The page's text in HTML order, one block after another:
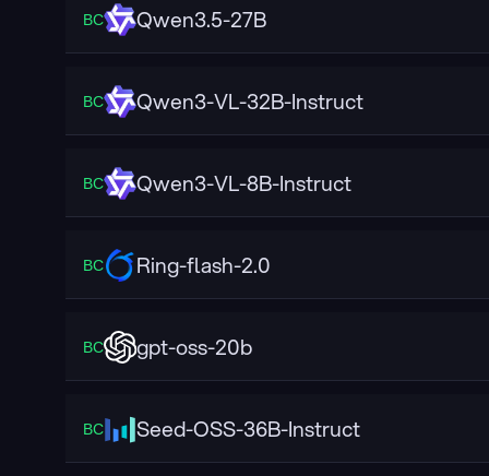
ВС Qwen3.5-27B
ВС Qwen3-VL-32B-Instruct
ВС Qwen3-VL-8B-Instruct
ВС Ring-flash-2.0
ВС gpt-oss-20b
ВС Seed-OSS-36B-Instruct